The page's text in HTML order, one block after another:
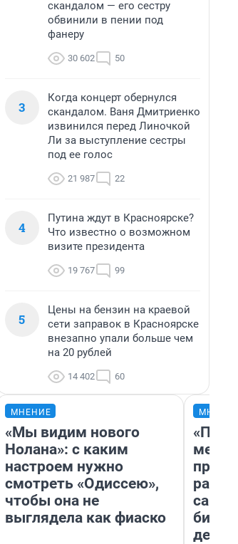
скандалом — его сестру
обвинили в пении под
фанеру
30 602 50
3
Когда концерт обернулся
скандалом. Ваня Дмитриенко
извинился перед Линочкой
Ли за выступление сестры
под ее голос
21 987 22
4
Путина ждут в Красноярске?
Что известно о возможном
визите президента
19 767 99
5
Цены на бензин на краевой
сети заправок в Красноярске
внезапно упали больше чем
на 20 рублей
14 402 60
МНЕНИЕ
«Мы видим нового
Нолана»: с каким
настроем нужно
смотреть «Одиссею»,
чтобы она не
выглядела как фиаско